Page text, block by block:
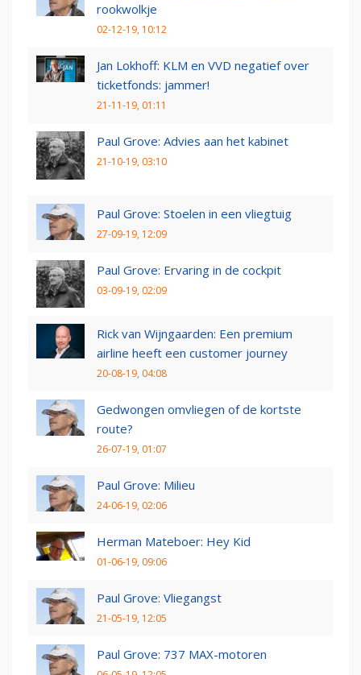
rookwolkje
02-12-19, 10:12
Jan Lokhoff: KLM en VVD negatief over
ticketfonds: jammer!
21-11-19, 01:11
Paul Grove: Advies aan het kabinet
21-10-19, 03:10
Paul Grove: Stoelen in een vliegtuig
27-09-19, 12:09
Paul Grove: Ervaring in de cockpit
03-09-19, 02:09
Rick van Wijngaarden: Een premium
airline heeft een customer journey
20-08-19, 04:08
Gedwongen omvliegen of de kortste
route?
26-07-19, 01:07
Paul Grove: Milieu
24-06-19, 02:06
Herman Mateboer: Hey Kid
01-06-19, 09:06
Paul Grove: Vliegangst
21-05-19, 12:05
Paul Grove: 737 MAX-motoren